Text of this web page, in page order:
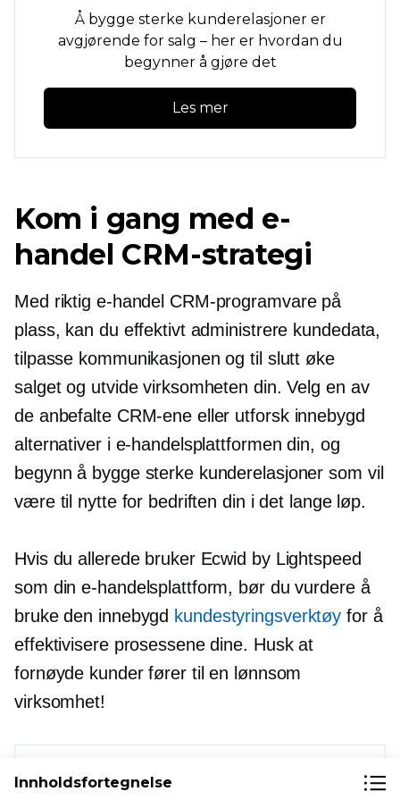
Å bygge sterke kunderelasjoner er
avgjørende for salg – her er hvordan du
begynner å gjøre det
Les mer
Kom i gang med e-
handel CRM-strategi
Med riktig e-handel CRM-programvare på
plass, kan du effektivt administrere kundedata,
tilpasse kommunikasjonen og til slutt øke
salget og utvide virksomheten din. Velg en av
de anbefalte CRM-ene eller utforsk innebygd
alternativer i e-handelsplattformen din, og
begynn å bygge sterke kunderelasjoner som vil
være til nytte for bedriften din i det lange løp.
Hvis du allerede bruker Ecwid by Lightspeed
som din e-handelsplattform, bør du vurdere å
bruke den innebygd kundestyringsverktøy for å
effektivisere prosessene dine. Husk at
fornøyde kunder fører til en lønnsom
virksomhet!
Innholdsfortegnelse